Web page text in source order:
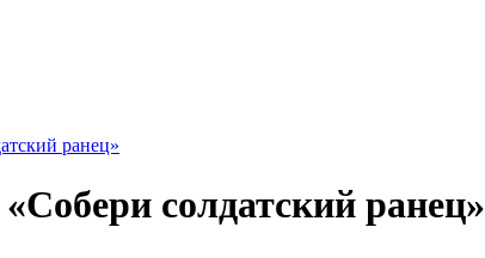
ранец»
солдатский ранец»